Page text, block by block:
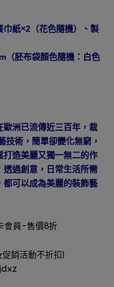
巾紙×2（花色隨機）、製
（胚布袋顏色隨機：白色
歐洲已流傳近三百年，裁
技術，簡單卻變化無窮，
打造美麗又獨一無二的作
透過創意，日常生活所需
都可以成為美麗的裝飾藝
會員-售價8折
銷活動不折扣)